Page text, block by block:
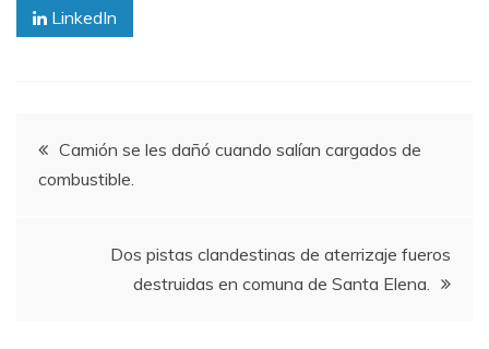
LinkedIn
Navegación
entradas
Camión se les dañó cuando salían cargados de
combustible.
Dos pistas clandestinas de aterrizaje fueros
destruidas en comuna de Santa Elena.